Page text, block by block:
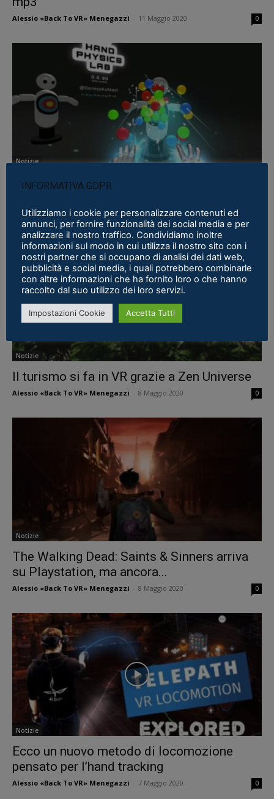
Alessio «Back To VR» Menegazzi 11 Maggio 2020 0
Notizie
Hand Physics Lab ci fa divertire con l’hand
Alessio «Back To VR» Menegazzi - 9 Maggio 2020
Notizie
Il turismo si fa in VR grazie a Zen Universe
Alessio «Back To VR» Menegazzi 8 Maggio 2020 0
Notizie
The Walking Dead: Saints & Sinners arriva
su Playstation, ma ancora...
Alessio «Back To VR» Menegazzi 8 Maggio 2020 0
Notizie
Ecco un nuovo metodo di locomozione
pensato per l’hand tracking
Alessio «Back To VR» Menegazzi 7 Maggio 2020 0
INFORMATIVA GDPR
Utilizziamo i cookie per personalizzare contenuti ed
annunci, per fornire funzionalità dei social media e per
analizzare il nostro traffico. Condividiamo inoltre
informazioni sul modo in cui utilizza il nostro sito con i
nostri partner che si occupano di analisi dei dati web,
pubblicità e social media, i quali potrebbero combinarle
con altre informazioni che ha fornito loro o che hanno
raccolto dal suo utilizzo dei loro servizi.
Impostazioni Cookie Accetta Tutti